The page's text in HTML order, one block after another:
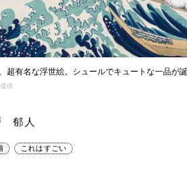
超有名な浮世絵。シュールでキュートな一品が
供
郁人
これはすごい